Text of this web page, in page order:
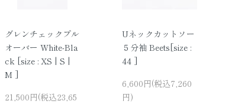
グレンチェックプル
オーバー White-Bla
ck [size : XS | S |
M ]
21,500円(税込23,65
Uネックカットソー
５分袖 Beets[size :
44 ]
6,600円(税込7,260
円)